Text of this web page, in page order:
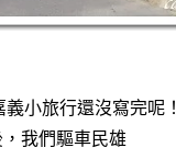
小旅行還沒寫完呢！
我們驅車民雄